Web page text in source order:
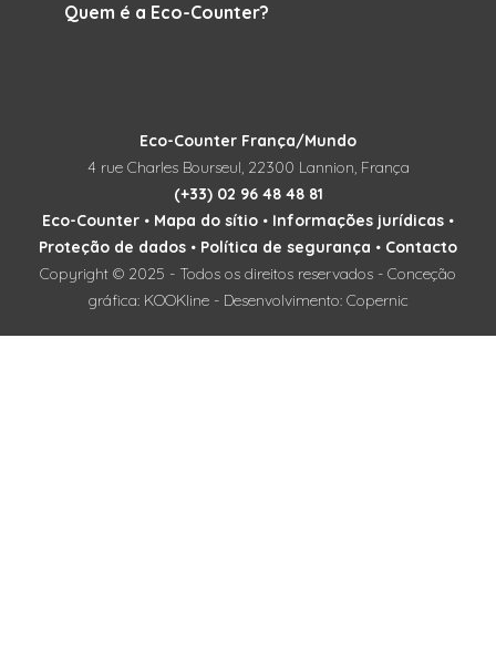
Quem é a Eco-Counter?
Eco-Counter França/Mundo
4 rue Charles Bourseul, 22300 Lannion, França
(+33) 02 96 48 48 81
Eco-Counter • Mapa do sítio • Informações jurídicas •
Proteção de dados • Política de segurança • Contacto
Copyright © 2025 - Todos os direitos reservados - Conceção
gráfica: KOOKline - Desenvolvimento: Copernic